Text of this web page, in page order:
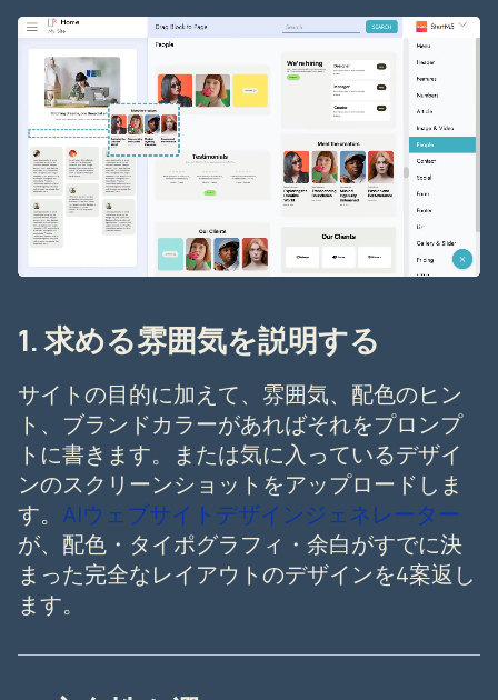
1. 求める雰囲気を説明する
サイトの目的に加えて、雰囲気、配色のヒン
ト、ブランドカラーがあればそれをプロンプ
トに書きます。または気に入っているデザイ
ンのスクリーンショットをアップロードしま
す。 AIウェブサイトデザインジェネレーター
が、配色・タイポグラフィ・余白がすでに決
まった完全なレイアウトのデザインを4案返し
ます。